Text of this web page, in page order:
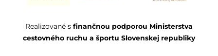
Realizované s finančnou podporou Ministerstva
cestovného ruchu a športu Slovenskej republiky